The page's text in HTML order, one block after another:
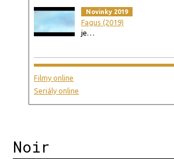
Novinky 2019
Fagus (2019)
je…
Filmy online
Seriály online
Noir